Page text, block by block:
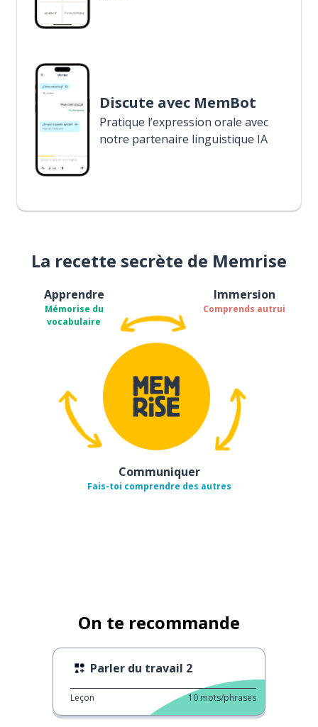
Discute avec MemBot
Pratique l’expression orale avec
notre partenaire linguistique IA
La recette secrète de Memrise
Apprendre
Mémorise du
vocabulaire
Immersion
Comprends autrui
Communiquer
Fais-toi comprendre des autres
On te recommande
Parler du travail 2
Leçon 10 mots/phrases